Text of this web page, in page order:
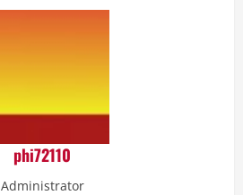
phi72110
Administrator